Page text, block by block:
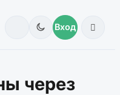
Вход
через